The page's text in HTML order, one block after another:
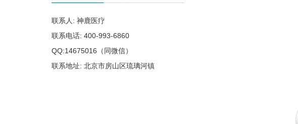
联系人: 神鹿医疗
联系电话: 400-993-6860
QQ:14675016（同微信）
联系地址: 北京市房山区琉璃河镇